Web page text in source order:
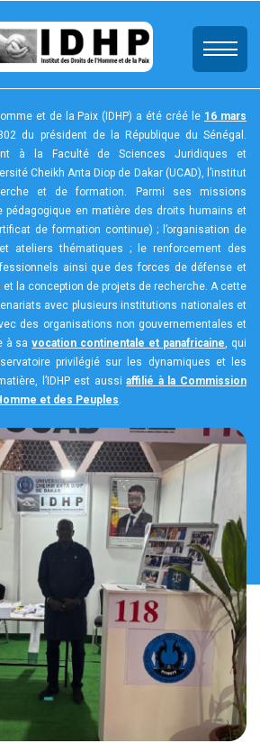
et de la Paix (IDHP) a été créé le 16 mars
du président de la République du Sénégal.
à la Faculté de Sciences Juridiques et
Cheikh Anta Diop de Dakar (UCAD), l’institut
et de formation. Parmi ses missions
pédagogique en matière des droits humains et
de formation continue) ; l’organisation de
ateliers thématiques ; le renforcement des
ainsi que des forces de défense et
et la conception de projets de recherche. A cette
avec plusieurs institutions nationales et
des organisations non gouvernementales et
à savocation continentale et panafricaine, qui
privilégié sur les dynamiques et les
l’IDHP est aussiaffilié à la Commission
et des Peuples.
DE L'IDHP AU SALON UNIVERSITAIRE
DE L’APPRENTISSAGE ET DE LA
(UNIVERSALON) 2025